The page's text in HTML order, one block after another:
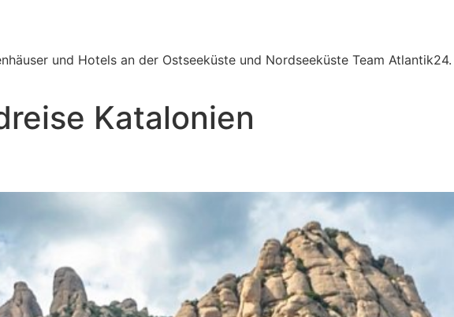
und Hotels an der Ostseeküste und Nordseeküste Team Atlantik24.
Katalonien